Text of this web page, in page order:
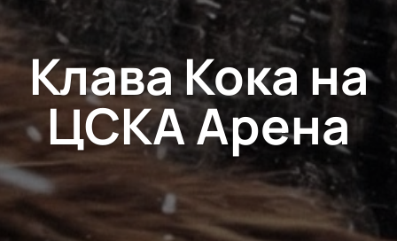
Клава Кока на
ЦСКА Арена